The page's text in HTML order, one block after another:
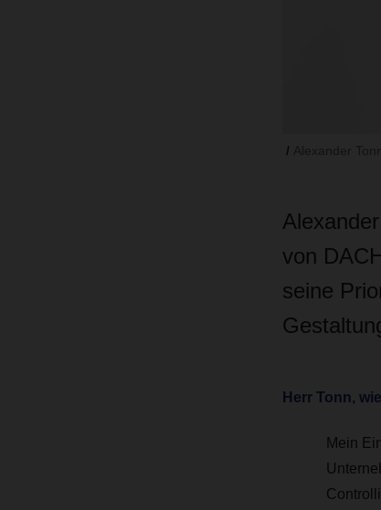
von
seine
Herr Tonn,
Mein